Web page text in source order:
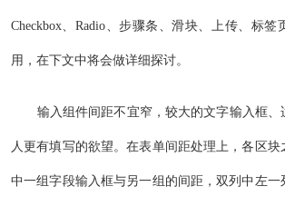
Checkbox、Radio、步骤条、滑块、上传、标
用，在下文中将会做详细探讨。
输入组件间距不宜窄，较大的文字输入框、
人更有填写的欲望。在表单间距处理上，各区块
中一组字段输入框与另一组的间距，双列中左